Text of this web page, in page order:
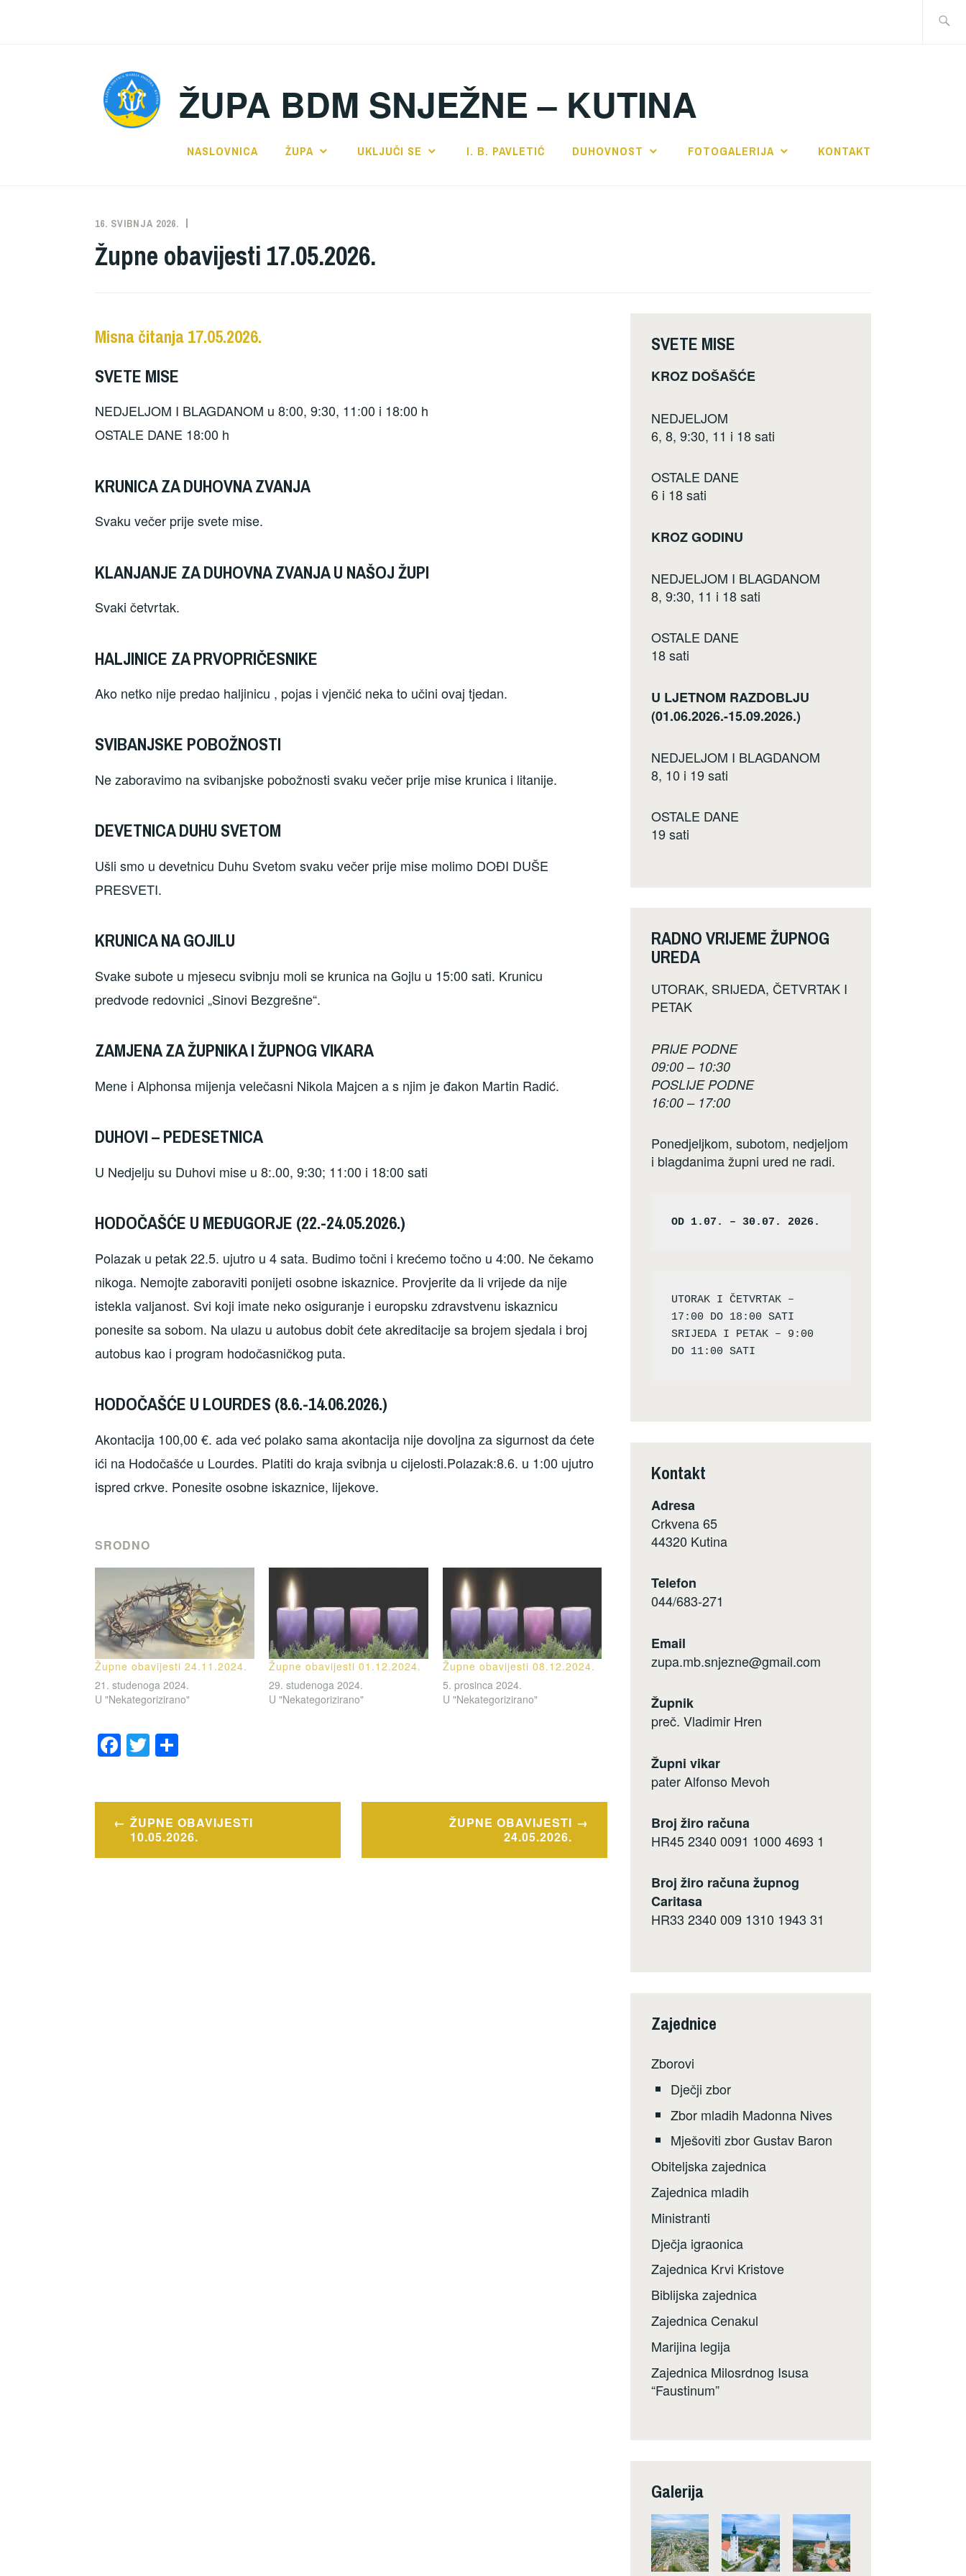
ŽUPA BDM SNJEŽNE – KUTINA
NASLOVNICA ŽUPA UKLJUČI SE I. B. PAVLETIĆ DUHOVNOST FOTOGALERIJA KONTAKT
16. SVIBNJA 2026.
Župne obavijesti 17.05.2026.
Misna čitanja 17.05.2026.
SVETE MISE
NEDJELJOM I BLAGDANOM u 8:00, 9:30, 11:00 i 18:00 h
OSTALE DANE 18:00 h
KRUNICA ZA DUHOVNA ZVANJA
Svaku večer prije svete mise.
KLANJANJE ZA DUHOVNA ZVANJA U NAŠOJ ŽUPI
Svaki četvrtak.
HALJINICE ZA PRVOPRIČESNIKE
Ako netko nije predao haljinicu , pojas i vjenčić neka to učini ovaj tjedan.
SVIBANJSKE POBOŽNOSTI
Ne zaboravimo na svibanjske pobožnosti svaku večer prije mise krunica i litanije.
DEVETNICA DUHU SVETOM
Ušli smo u devetnicu Duhu Svetom svaku večer prije mise molimo DOĐI DUŠE
PRESVETI.
KRUNICA NA GOJILU
Svake subote u mjesecu svibnju moli se krunica na Gojlu u 15:00 sati. Krunicu
predvode redovnici „Sinovi Bezgrešne“.
ZAMJENA ZA ŽUPNIKA I ŽUPNOG VIKARA
Mene i Alphonsa mijenja velečasni Nikola Majcen a s njim je đakon Martin Radić.
DUHOVI – PEDESETNICA
U Nedjelju su Duhovi mise u 8:.00, 9:30; 11:00 i 18:00 sati
HODOČAŠĆE U MEĐUGORJE (22.-24.05.2026.)
Polazak u petak 22.5. ujutro u 4 sata. Budimo točni i krećemo točno u 4:00. Ne čekamo
nikoga. Nemojte zaboraviti ponijeti osobne iskaznice. Provjerite da li vrijede da nije
istekla valjanost. Svi koji imate neko osiguranje i europsku zdravstvenu iskaznicu
ponesite sa sobom. Na ulazu u autobus dobit ćete akreditacije sa brojem sjedala i broj
autobus kao i program hodočasničkog puta.
HODOČAŠĆE U LOURDES (8.6.-14.06.2026.)
Akontacija 100,00 €. ada već polako sama akontacija nije dovoljna za sigurnost da ćete
ići na Hodočašće u Lourdes. Platiti do kraja svibnja u cijelosti.Polazak:8.6. u 1:00 ujutro
ispred crkve. Ponesite osobne iskaznice, lijekove.
SRODNO
Župne obavijesti 24.11.2024.
21. studenoga 2024.
U "Nekategorizirano"
Župne obavijesti 01.12.2024.
29. studenoga 2024.
U "Nekategorizirano"
Župne obavijesti 08.12.2024.
5. prosinca 2024.
U "Nekategorizirano"
F
a
e
b
o
T
wi
er e
Navigacija
objava
ŽUPNE OBAVIJESTI
10.05.2026.
ŽUPNE OBAVIJESTI
24.05.2026.
SVETE MISE
KROZ DOŠAŠĆE
NEDJELJOM
6, 8, 9:30, 11 i 18 sati
OSTALE DANE
6 i 18 sati
KROZ GODINU
NEDJELJOM I BLAGDANOM
8, 9:30, 11 i 18 sati
OSTALE DANE
18 sati
U LJETNOM RAZDOBLJU
(01.06.2026.-15.09.2026.)
NEDJELJOM I BLAGDANOM
8, 10 i 19 sati
OSTALE DANE
19 sati
RADNO VRIJEME ŽUPNOG
UREDA
UTORAK, SRIJEDA, ČETVRTAK I
PETAK
PRIJE PODNE
09:00 – 10:30
POSLIJE PODNE
16:00 – 17:00
Ponedjeljkom, subotom, nedjeljom
i blagdanima župni ured ne radi.
OD 1.07. – 30.07. 2026.
UTORAK I ČETVRTAK –
17:00 DO 18:00 SATI
SRIJEDA I PETAK – 9:00
Kontakt
Adresa
Crkvena 65
44320 Kutina
Telefon
044/683-271
Email
zupa.mb.snjezne@gmail.com
Župnik
preč. Vladimir Hren
Župni vikar
pater Alfonso Mevoh
Broj žiro računa
HR45 2340 0091 1000 4693 1
Broj žiro računa župnog
Caritasa
HR33 2340 009 1310 1943 31
Zajednice
Zborovi
Dječji zbor
Zbor mladih Madonna Nives
Mješoviti zbor Gustav Baron
Obiteljska zajednica
Zajednica mladih
Ministranti
Dječja igraonica
Zajednica Krvi Kristove
Biblijska zajednica
Zajednica Cenakul
Marijina legija
Zajednica Milosrdnog Isusa
“Faustinum”
Galerija